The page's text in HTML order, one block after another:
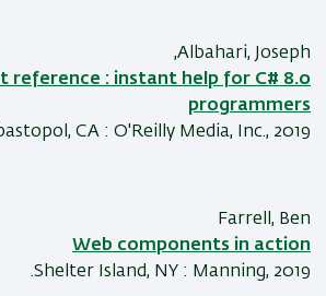
Albahari, Joseph,
reference : instant help for C# 8.0
programmers
CA : O'Reilly Media, Inc., 2019.
Farrell, Ben
Web components in action
Shelter Island, NY : Manning, 2019.